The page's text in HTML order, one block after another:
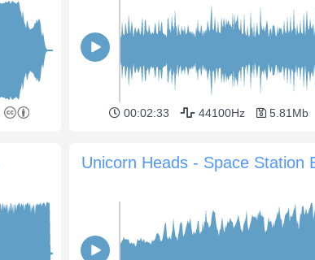
00:02:33 44100Hz 5.81Mb